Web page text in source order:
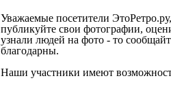
Уважаемые посетители
публикуйте свои фотографии,
узнали людей на фото - то
благодарны.
Наши участники имеют